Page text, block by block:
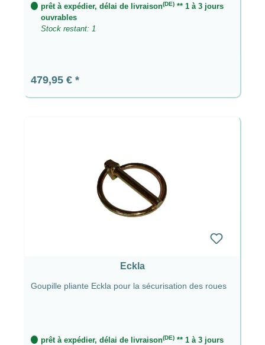
prêt à expédier, délai de livraison(DE) ** 1 à 3 jours
ouvrables
Stock restant: 1
Prix régulier :
479,95 €
Eckla
Goupille pliante Eckla pour la sécurisation des roues
prêt à expédier, délai de livraison(DE) ** 1 à 3 jours